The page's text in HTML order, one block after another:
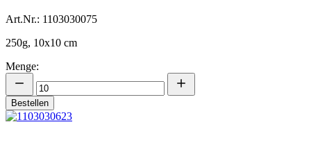
Art.Nr.: 1103030075
250g, 10x10 cm
Menge:
Bestellen